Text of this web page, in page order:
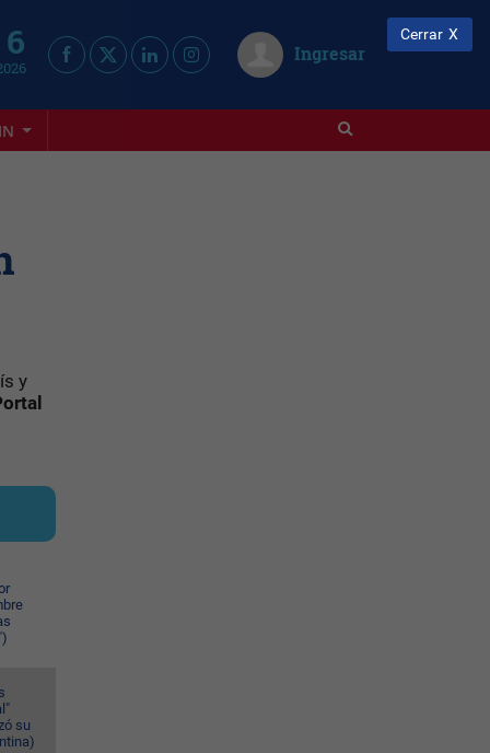
Ingresar
y
su
Cerrar